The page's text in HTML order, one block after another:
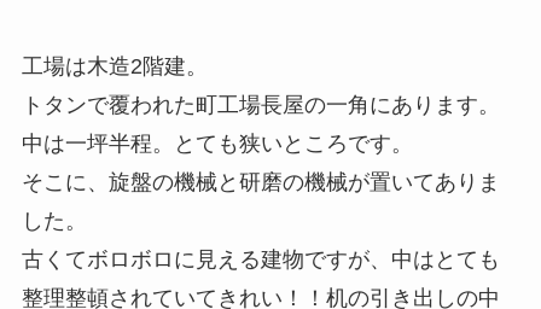
工場は木造2階建。
トタンで覆われた町工場長屋の一角にあります。
中は一坪半程。とても狭いところです。
そこに、旋盤の機械と研磨の機械が置いてありま
した。
古くてボロボロに見える建物ですが、中はとても
整理整頓されていてきれい！！机の引き出しの中